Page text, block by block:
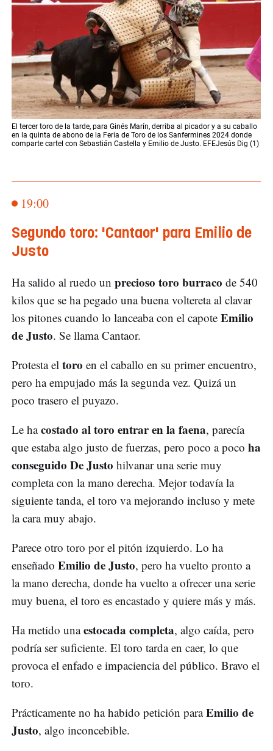
El tercer toro de la tarde, para Ginés Marín, derriba al picador y a su caballo
en la quinta de abono de la Feria de Toro de los Sanfermines 2024 donde
comparte cartel con Sebastián Castella y Emilio de Justo. EFEJesús Dig (1)
19:00
Segundo toro: 'Cantaor' para Emilio de
Justo
Ha salido al ruedo un precioso toro burraco de 540
kilos que se ha pegado una buena voltereta al clavar
los pitones cuando lo lanceaba con el capote Emilio
de Justo. Se llama Cantaor.
Protesta el toro en el caballo en su primer encuentro,
pero ha empujado más la segunda vez. Quizá un
poco trasero el puyazo.
Le hacostado al toro entrar en la faena, parecía
que estaba algo justo de fuerzas, pero poco a poco ha
conseguido De Justo hilvanar una serie muy
completa con la mano derecha. Mejor todavía la
siguiente tanda, el toro va mejorando incluso y mete
la cara muy abajo.
Parece otro toro por el pitón izquierdo. Lo ha
enseñado Emilio de Justo, pero ha vuelto pronto a
la mano derecha, donde ha vuelto a ofrecer una serie
muy buena, el toro es encastado y quiere más y más.
Ha metido unaestocada completa, algo caída, pero
podría ser suficiente. El toro tarda en caer, lo que
provoca el enfado e impaciencia del público. Bravo el
toro.
Prácticamente no ha habido petición paraEmilio de
Justo, algo inconcebible.